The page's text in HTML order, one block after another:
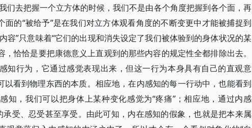
们去把握一个立方体的时候，我们不是由各个角度把握到各个面，再
的“被给予”是在我们对立方体观看角度的不断变更中才能被捕捉到
容”只意味着“它们的出现和消失设定了我们被体验到的身体状况的某
恰恰是要把康德意义上直观到的那些内容的规定性全都排除出去。
知行为，它通过感觉表现出来，但这一行为本身具有自己的直观意
看到物理东西的本质。相应地，在内感知的每一行动中，也能看到
知，我们可以把身体上某种变化感觉为“疼痛”；相应地，通过内感
承受、忍受甚至享受。由此可知，内在感知的假象，也就是把本来属